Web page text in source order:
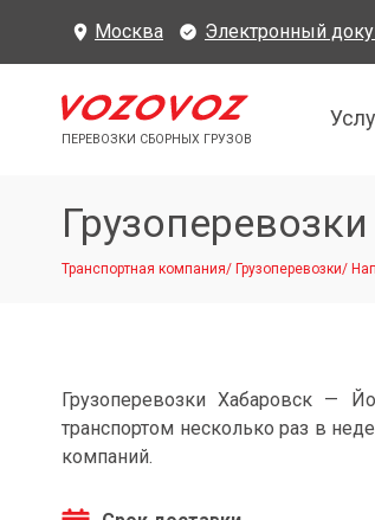
Москва Электронный
ПЕРЕВОЗКИ СБОРНЫХ ГРУЗОВ
Транспортная компания/ Грузоперевозки/
Грузоперевозки Хабаровск —
транспортом несколько раз в
компаний.